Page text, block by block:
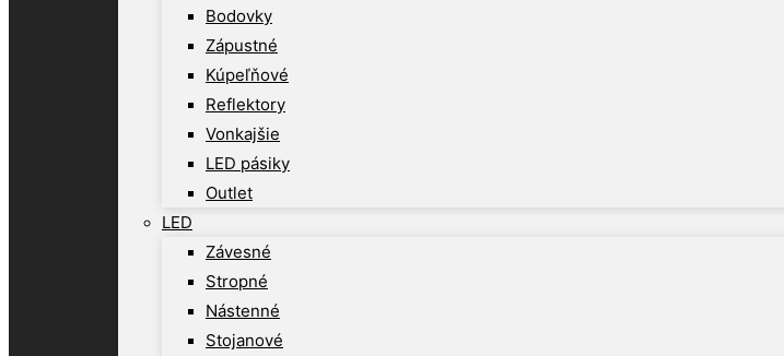
Bodovky
Zápustné
Kúpeľňové
Reflektory
Vonkajšie
LED pásiky
Outlet
LED
Závesné
Stropné
Nástenné
Stojanové